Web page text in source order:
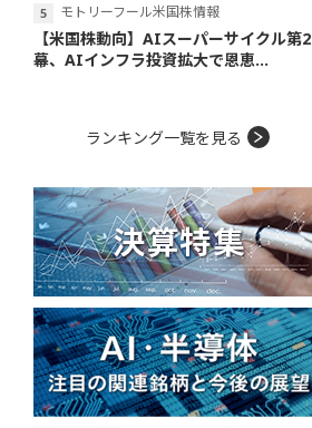
モトリーフール米国株情報
【米国株動向】AIスーパーサイクル第2
幕、AIインフラ投資拡大で恩恵...
ランキング一覧を見る